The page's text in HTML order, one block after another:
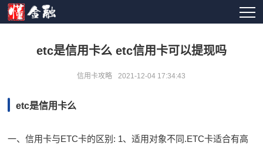
etc是信用卡么 etc信用卡可以提现吗
信用卡攻略 2021-12-04 17:34:43
etc是信用卡么
一、信用卡与ETC卡的区别: 1、适用对象不同.ETC卡适合有高